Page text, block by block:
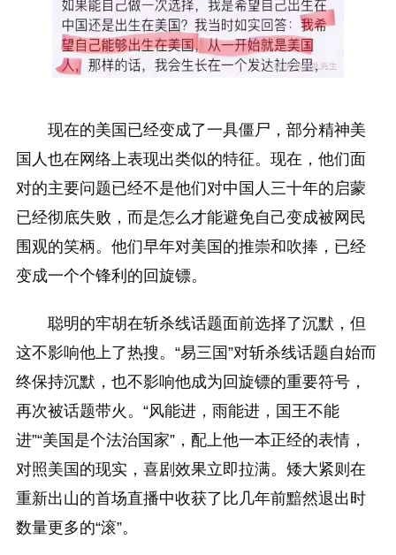
现在的美国已经变成了一具僵尸，部分精神美
国人也在网络上表现出类似的特征。现在，他们面
对的主要问题已经不是他们对中国人三十年的启蒙
已经彻底失败，而是怎么才能避免自己变成被网民
围观的笑柄。他们早年对美国的推崇和吹捧，已经
变成一个个锋利的回旋镖。
聪明的牢胡在斩杀线话题面前选择了沉默，但
这不影响他上了热搜。“易三国”对斩杀线话题自始而
终保持沉默，也不影响他成为回旋镖的重要符号，
再次被话题带火。“风能进，雨能进，国王不能
进”“美国是个法治国家”，配上他一本正经的表情，
对照美国的现实，喜剧效果立即拉满。矮大紧则在
重新出山的首场直播中收获了比几年前黯然退出时
数量更多的“滚”。